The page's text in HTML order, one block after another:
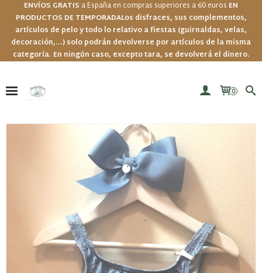
ENVÍOS GRATIS a España en compras superiores a 60 euros EN
PRODUCTOS DE TEMPORADALos disfraces, sus complementos,
artículos de pelo y todo lo relativo a fiestas (guirnaldas, velas,
decoración,...) solo podrán devolverse por artículos de la misma
categoría. En ningún caso, excepto tara, se devolverá el dinero.
0